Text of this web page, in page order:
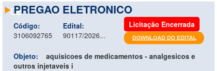
CE
PREGAO ELETRONICO
Código:
3106092765
Edital:
90117/2026...
Licitação Encerrada
Objeto:
aquisicoes de medicamentos - analgesicos e
outros injetaveis i